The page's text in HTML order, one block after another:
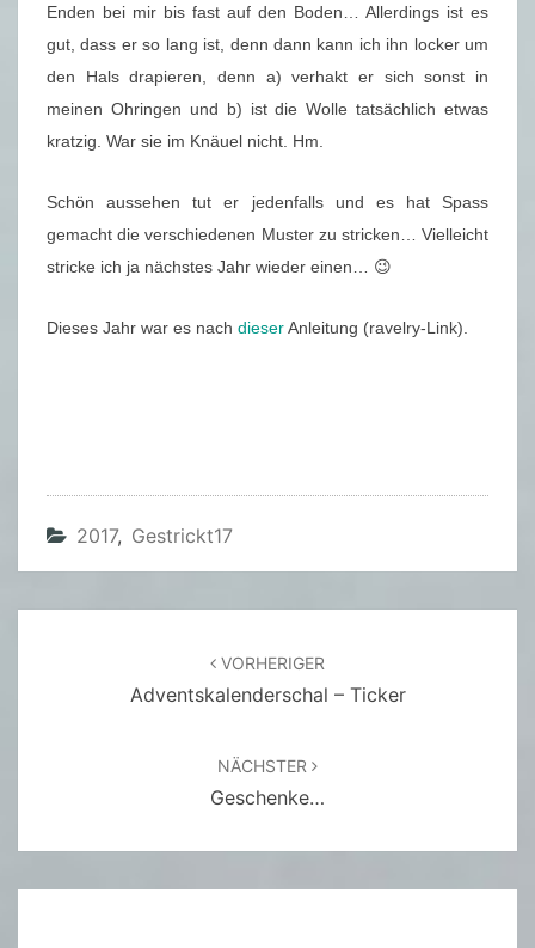
Enden bei mir bis fast auf den Boden… Allerdings ist es
gut, dass er so lang ist, denn dann kann ich ihn locker um
den Hals drapieren, denn a) verhakt er sich sonst in
meinen Ohringen und b) ist die Wolle tatsächlich etwas
kratzig. War sie im Knäuel nicht. Hm.
Schön aussehen tut er jedenfalls und es hat Spass
gemacht die verschiedenen Muster zu stricken… Vielleicht
stricke ich ja nächstes Jahr wieder einen… 😉
Dieses Jahr war es nach dieserAnleitung (ravelry-Link).
2017, Gestrickt17
VORHERIGER
Adventskalenderschal – Ticker
NÄCHSTER
Geschenke…